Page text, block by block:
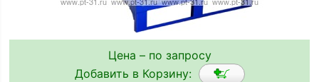
Цена – по запросу
Добавить в Корзину: